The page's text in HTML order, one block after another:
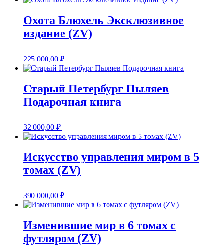
Охота Блюхель Эксклюзивное
издание (ZV)
225 000,00 ₽
Старый Петербург Пыляев
Подарочная книга
32 000,00 ₽
Искусство управления миром в 5
томах (ZV)
390 000,00 ₽
Изменившие мир в 6 томах с
футляром (ZV)